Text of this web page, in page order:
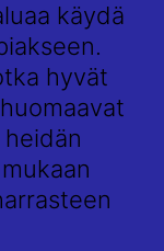
käydä
hyvät